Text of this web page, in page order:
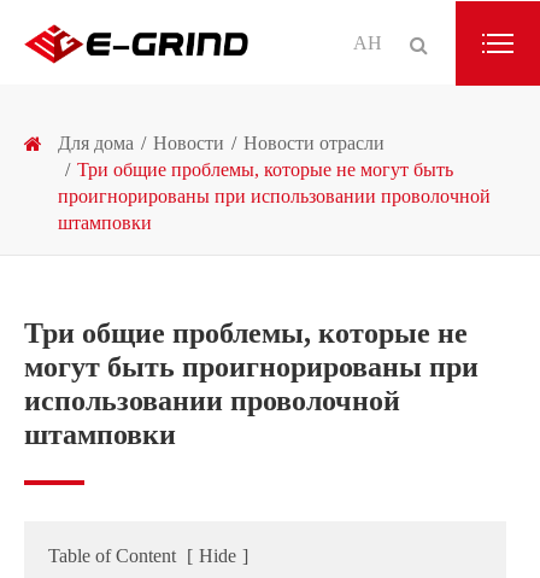
АН
Для дома Новости
Новости отрасли
Три общие проблемы, которые не могут быть
проигнорированы при использовании проволочной
штамповки
Три общие проблемы, которые не
могут быть проигнорированы при
использовании проволочной
штамповки
Table of Content [ Hide ]